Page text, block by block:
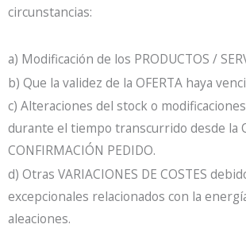
circunstancias:
a) Modificación de los PRODUCTOS /
b) Que la validez de la OFERTA haya
c) Alteraciones del stock o
durante el tiempo transcurrido desde la
CONFIRMACIÓN PEDIDO.
d) Otras VARIACIONES DE COSTES
excepcionales relacionados con la
aleaciones.